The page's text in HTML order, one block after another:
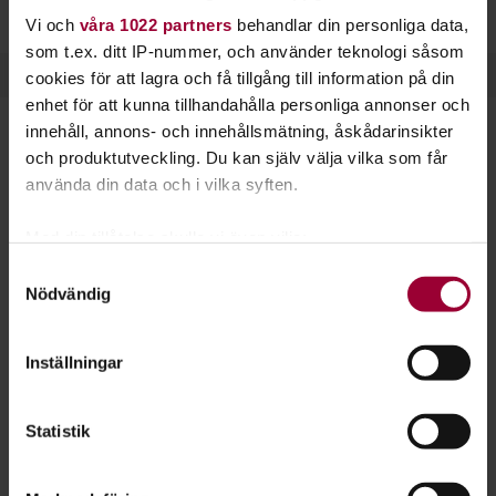
Vi och våra 1022 partners behandlar din personliga data,
som t.ex. ditt IP-nummer, och använder teknologi såsom
cookies för att lagra och få tillgång till information på din
enhet för att kunna tillhandahålla personliga annonser och
innehåll, annons- och innehållsmätning, åskådarinsikter
och produktutveckling. Du kan själv välja vilka som får
använda din data och i vilka syften.
som kan ha en noggrannhet på upp till flera meter
Ta reda på mer om hur dina personliga uppgifter
Du kan ändra eller dra tillbaka ditt samtycke när som
Nödvändig
Inställningar
Statistik
Är du ny i Sverige? Läs omSvenska från dag ett.
Starta en studiecirkel!
Lär dig tillsammans med andra genom att starta en
Läs mer om att starta studiecirkel
Nästa steg